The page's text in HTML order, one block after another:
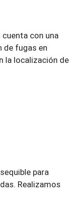
con una
de fugas en
la localización de
para
Realizamos